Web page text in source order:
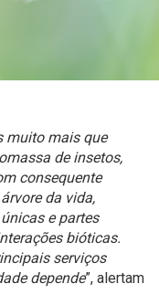
muito mais que
de insetos,
consequente
da vida,
e partes
bióticas.
serviços
depende”, alertam